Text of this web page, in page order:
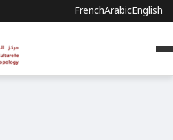
FrenchArabicEnglish